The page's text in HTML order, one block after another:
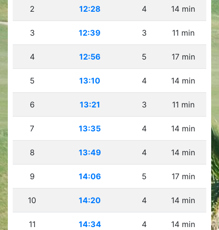
2 12:28 4 14 min
3 12:39 3 11 min
4 12:56 5 17 min
5 13:10 4 14 min
6 13:21 3 11 min
7 13:35 4 14 min
8 13:49 4 14 min
9 14:06 5 17 min
10 14:20 4 14 min
11 14:34 4 14 min